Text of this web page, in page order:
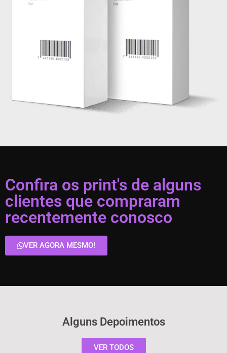
Confira os print's de alguns
clientes que compraram
recentemente conosco
VER AGORA MESMO!
Alguns Depoimentos
VER TODOS